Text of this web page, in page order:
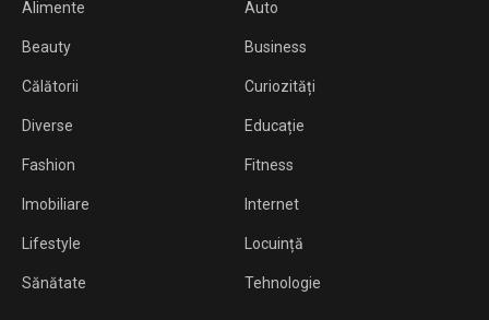
Alimente Auto
Beauty Business
Călătorii Curiozități
Diverse Educație
Fashion Fitness
Imobiliare Internet
Lifestyle Locuință
Sănătate Tehnologie